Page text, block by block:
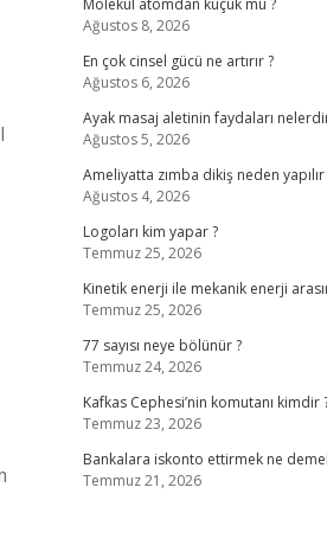
Molekül atomdan küçük mü ?
Ağustos 8, 2026
En çok cinsel gücü ne artırır ?
Ağustos 6, 2026
Ayak masaj aletinin faydaları
Ağustos 5, 2026
Ameliyatta zımba dikiş neden yapılır
Ağustos 4, 2026
Logoları kim yapar ?
Temmuz 25, 2026
Kinetik enerji ile mekanik enerji
Temmuz 25, 2026
77 sayısı neye bölünür ?
Temmuz 24, 2026
Kafkas Cephesi’nin komutanı kimdir
Temmuz 23, 2026
Bankalara iskonto ettirmek ne
Temmuz 21, 2026